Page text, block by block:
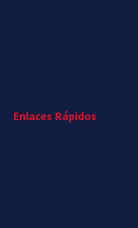
Enlaces Rápidos